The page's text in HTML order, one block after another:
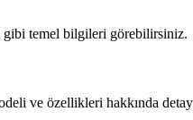
gibi temel bilgileri görebilirsiniz.
ve özellikleri hakkında